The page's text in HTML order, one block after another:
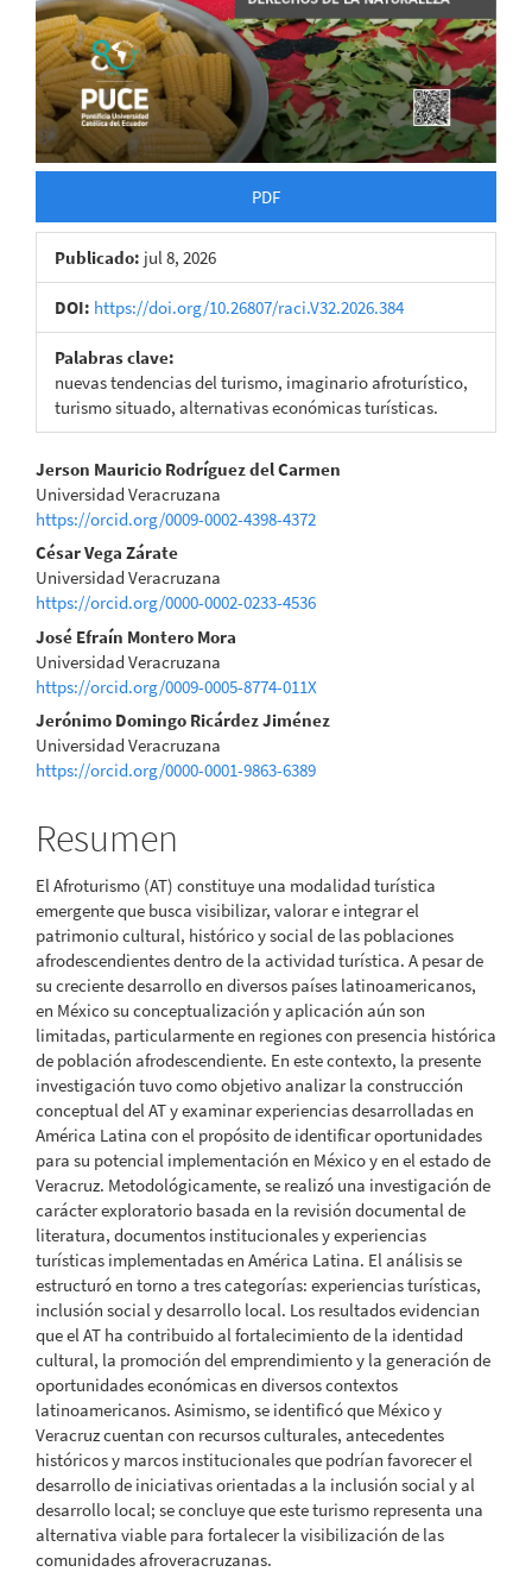
PDF
Publicado: jul 8, 2026
DOI: https://doi.org/10.26807/raci.V32.2026.384
Palabras clave:
nuevas tendencias del turismo, imaginario afroturístico,
turismo situado, alternativas económicas turísticas.
Contenido
principal
del
artículo
Jerson Mauricio Rodríguez del Carmen
Universidad Veracruzana
https://orcid.org/0009-0002-4398-4372
César Vega Zárate
Universidad Veracruzana
https://orcid.org/0000-0002-0233-4536
José Efraín Montero Mora
Universidad Veracruzana
https://orcid.org/0009-0005-8774-011X
Jerónimo Domingo Ricárdez Jiménez
Universidad Veracruzana
https://orcid.org/0000-0001-9863-6389
Resumen
El Afroturismo (AT) constituye una modalidad turística
emergente que busca visibilizar, valorar e integrar el
patrimonio cultural, histórico y social de las poblaciones
afrodescendientes dentro de la actividad turística. A pesar de
su creciente desarrollo en diversos países latinoamericanos,
en México su conceptualización y aplicación aún son
limitadas, particularmente en regiones con presencia histórica
de población afrodescendiente. En este contexto, la presente
investigación tuvo como objetivo analizar la construcción
conceptual del AT y examinar experiencias desarrolladas en
América Latina con el propósito de identificar oportunidades
para su potencial implementación en México y en el estado de
Veracruz. Metodológicamente, se realizó una investigación de
carácter exploratorio basada en la revisión documental de
literatura, documentos institucionales y experiencias
turísticas implementadas en América Latina. El análisis se
estructuró en torno a tres categorías: experiencias turísticas,
inclusión social y desarrollo local. Los resultados evidencian
que el AT ha contribuido al fortalecimiento de la identidad
cultural, la promoción del emprendimiento y la generación de
oportunidades económicas en diversos contextos
latinoamericanos. Asimismo, se identificó que México y
Veracruz cuentan con recursos culturales, antecedentes
históricos y marcos institucionales que podrían favorecer el
desarrollo de iniciativas orientadas a la inclusión social y al
desarrollo local; se concluye que este turismo representa una
alternativa viable para fortalecer la visibilización de las
comunidades afroveracruzanas.